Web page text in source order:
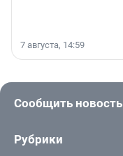
7 августа, 14:59
Сообщить новость
Рубрики